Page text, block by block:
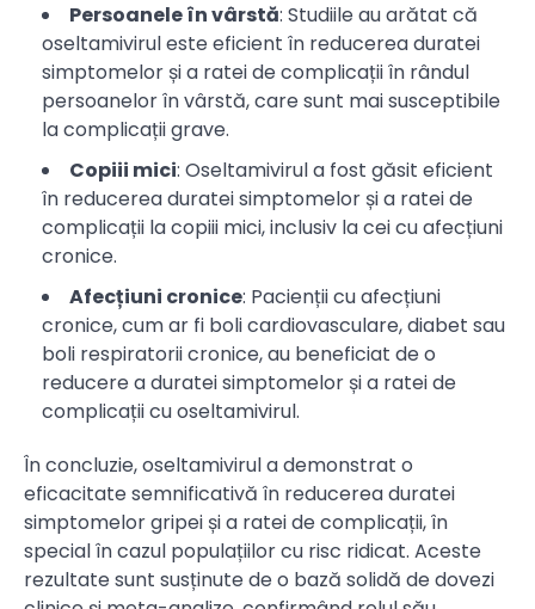
Persoanele în vârstă: Studiile au arătat că
oseltamivirul este eficient în reducerea duratei
simptomelor și a ratei de complicații în rândul
persoanelor în vârstă, care sunt mai susceptibile
la complicații grave.
Copiii mici: Oseltamivirul a fost găsit eficient
în reducerea duratei simptomelor și a ratei de
complicații la copiii mici, inclusiv la cei cu afecțiuni
cronice.
Afecțiuni cronice: Pacienții cu afecțiuni
cronice, cum ar fi boli cardiovasculare, diabet sau
boli respiratorii cronice, au beneficiat de o
reducere a duratei simptomelor și a ratei de
complicații cu oseltamivirul.
În concluzie, oseltamivirul a demonstrat o
eficacitate semnificativă în reducerea duratei
simptomelor gripei și a ratei de complicații, în
special în cazul populațiilor cu risc ridicat. Aceste
rezultate sunt susținute de o bază solidă de dovezi